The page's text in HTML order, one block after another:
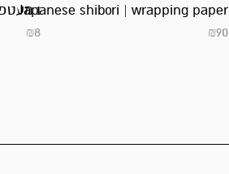
Japanese shibori | wrapping paper
₪90
1 מעטפת נייר לאריזה
₪8